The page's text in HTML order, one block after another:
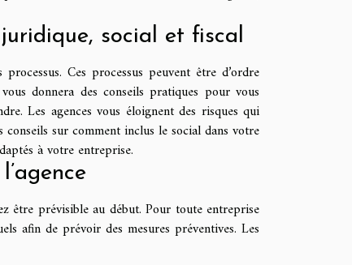
social et fiscal
Ces processus peuvent être d’ordre
donnera des conseils pratiques pour vous
Les agences vous éloignent des risques qui
sur comment inclus le social dans votre
à votre entreprise.
être prévisible au début. Pour toute entreprise
afin de prévoir des mesures préventives. Les